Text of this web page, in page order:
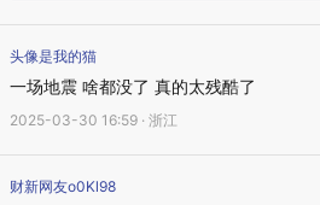
头像是我的猫
一场地震 啥都没了 真的太残酷了
2025-03-30 16:59 · 浙江
财新网友o0Kl98